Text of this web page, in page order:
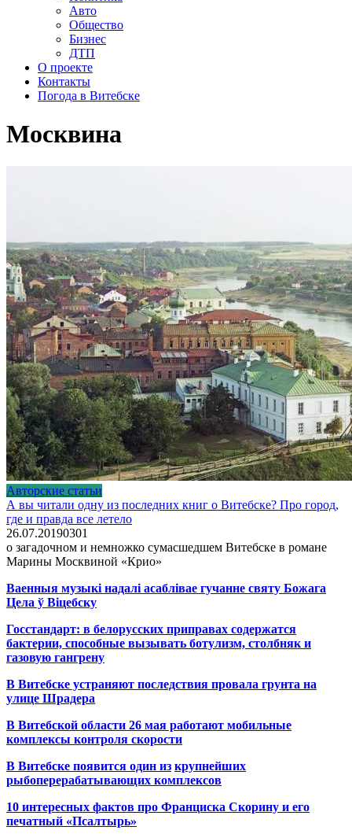
Авто
Общество
Бизнес
ДТП
О проекте
Контакты
Погода в Витебске
Москвина
Авторские статьи
А вы читали одну из последних книг о Витебске? Про город,
где и правда все летело
26.07.20190301
о загадочном и немножко сумасшедшем Витебске в романе
Марины Москвиной «Крио»
Ваенныя музыкі надалі асаблівае гучанне святу Божага
Цела ў Віцебску
Госстандарт: в белорусских приправах содержатся
бактерии, способные вызывать ботулизм, столбняк и
газовую гангрену
В Витебске устраняют последствия провала грунта на
улице Шрадера
В Витебской области 26 мая работают мобильные
комплексы контроля скорости
В Витебске появится один из крупнейших
рыбоперерабатывающих комплексов
10 интересных фактов про Франциска Скорину и его
печатный «Псалтырь»